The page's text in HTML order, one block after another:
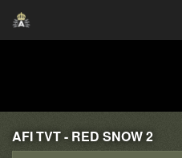
AFI TVT - RED SNOW 2